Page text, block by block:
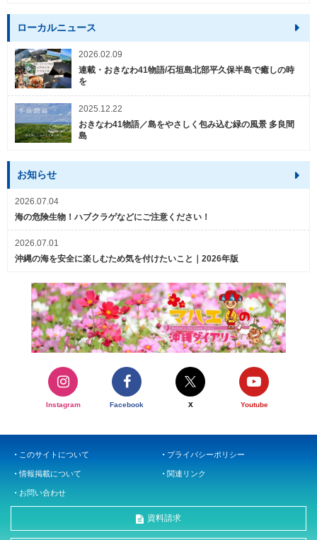
ローカルニュース
2026.02.09
連載・おきなわ41物語/石垣島北部平久保半島で癒しの時
を
2025.12.22
おきなわ41物語／島をやさしく包み込む緑の風景 多良間
島
お知らせ
2026.07.04
海の危険生物！ハブクラゲなどにご注意ください！
2026.07.01
沖縄の海を安全に楽しむため気を付けたいこと｜2026年版
Instagram Facebook X Youtube
このサイトについて プライバシーポリシー
情報掲載について 関連リンク
お問い合わせ
資料請求